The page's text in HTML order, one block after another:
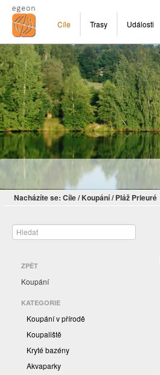
Cíle Trasy Události
Nacházíte se: Cíle/ Koupání/ Pláž Prieuré
ZPĚT
Koupání
KATEGORIE
Koupání v přírodě
Koupaliště
Kryté bazény
Akvaparky